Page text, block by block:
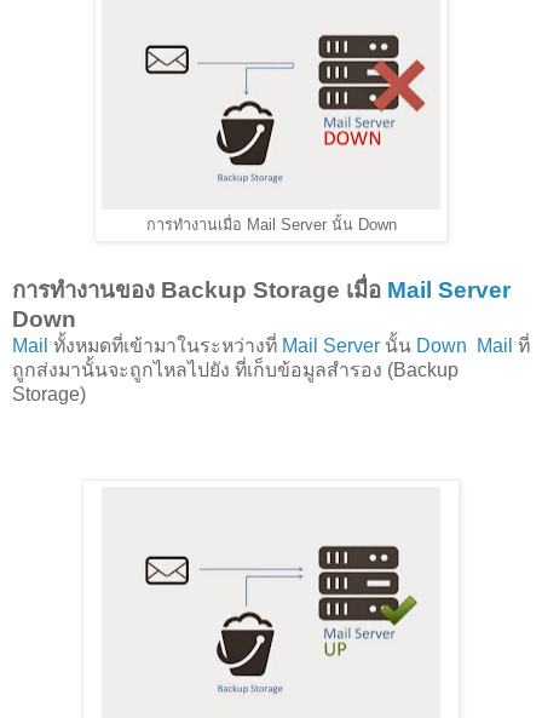
การทำงานเมื่อ Mail Server นั้น Down
การทำงานของ Backup Storage เมื่อ Mail Server
Down
Mail ทั้งหมดที่เข้ามาในระหว่างที่ Mail Server นั้น Down Mail ที่
ถูกส่งมานั้นจะถูกไหลไปยัง ที่เก็บข้อมูลสำรอง (Backup
Storage)